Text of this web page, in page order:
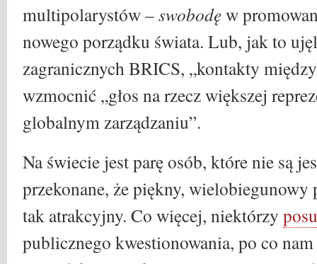
multipolarystów –swobodęw
nowego porządku świata. Lub, jak to
zagranicznych BRICS, „kontakty
wzmocnić „głos na rzecz większej
globalnym zarządzaniu”.
Na świecie jest parę osób, które nie są
przekonane, że piękny, wielobiegunowy
tak atrakcyjny. Co więcej, niektórzy
publicznego kwestionowania, po co